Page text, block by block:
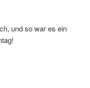
und so war es ein